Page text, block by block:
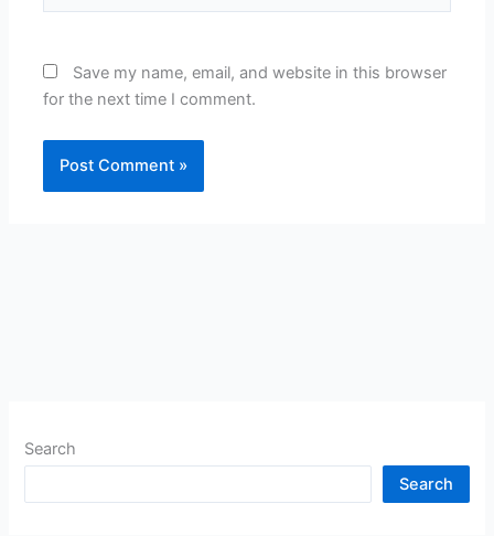
Save my name, email, and website in this browser
for the next time I comment.
Search
Search